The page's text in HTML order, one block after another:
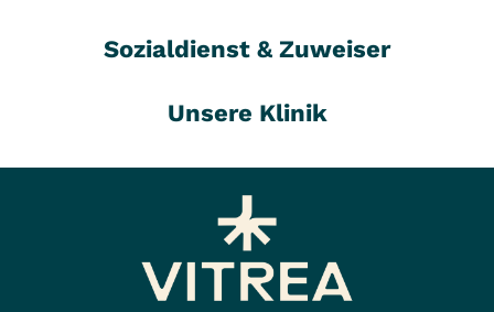
Sozialdienst & Zuweiser
Unsere Klinik